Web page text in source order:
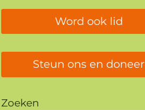
Word ook lid
Steun ons en doneer
Zoeken